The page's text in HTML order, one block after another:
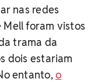
nas redes
Mell foram vistos
trama da
dois estariam
entanto,o